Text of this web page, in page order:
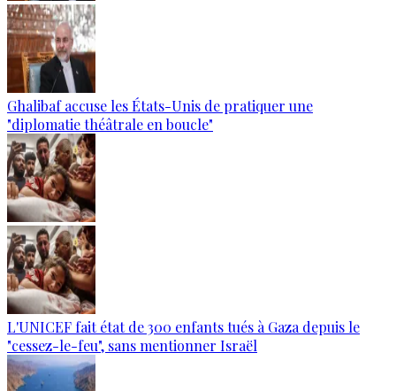
Ghalibaf accuse les États-Unis de pratiquer une
"diplomatie théâtrale en boucle"
L'UNICEF fait état de 300 enfants tués à Gaza depuis le
"cessez-le-feu", sans mentionner Israël